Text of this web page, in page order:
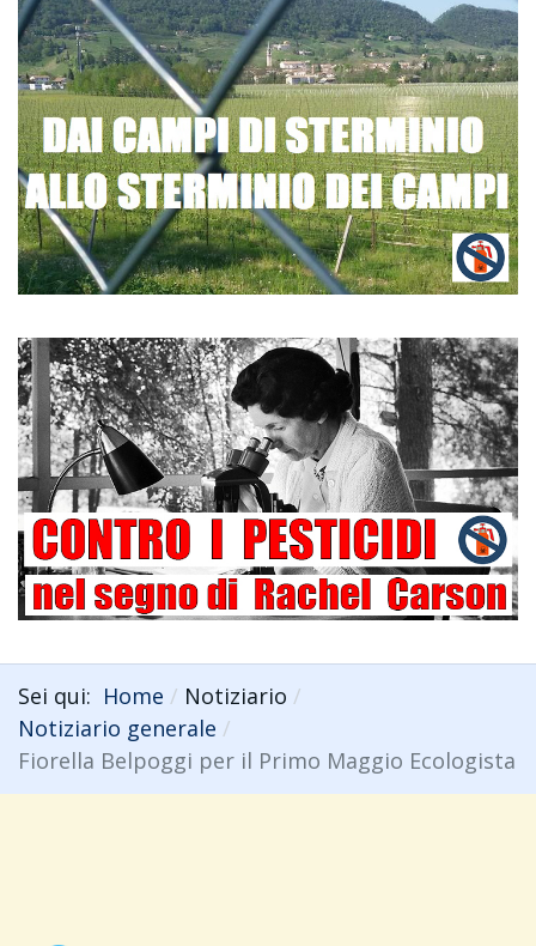
Sei qui: Home
Notiziario
Notiziario generale
Fiorella Belpoggi per il Primo Maggio Ecologista